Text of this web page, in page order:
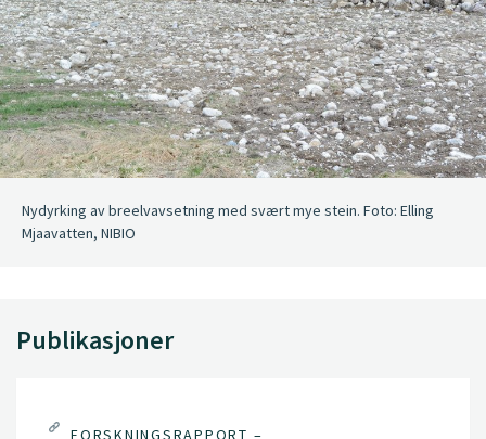
Nydyrking av breelvavsetning med svært mye stein. Foto: Elling
Mjaavatten, NIBIO
Publikasjoner